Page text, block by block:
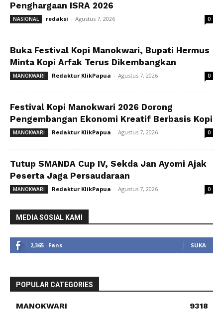
Penghargaan ISRA 2026
NASIONAL redaksi - Agustus 7, 2026 0
Buka Festival Kopi Manokwari, Bupati Hermus
Minta Kopi Arfak Terus Dikembangkan
MANOKWARI Redaktur KlikPapua - Agustus 7, 2026 0
Festival Kopi Manokwari 2026 Dorong
Pengembangan Ekonomi Kreatif Berbasis Kopi
MANOKWARI Redaktur KlikPapua - Agustus 7, 2026 0
Tutup SMANDA Cup IV, Sekda Jan Ayomi Ajak
Peserta Jaga Persaudaraan
MANOKWARI Redaktur KlikPapua - Agustus 7, 2026 0
MEDIA SOSIAL KAMI
2,365 Fans SUKA
POPULAR CATEGORIES
MANOKWARI
9318